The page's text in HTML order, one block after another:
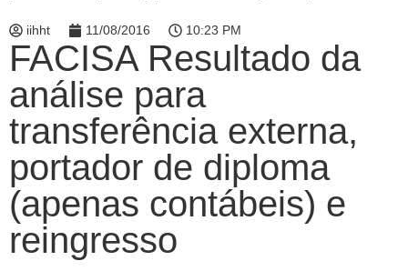
iihht 11/08/2016 10:23 PM
FACISA Resultado da
análise para
transferência externa,
portador de diploma
(apenas contábeis) e
reingresso